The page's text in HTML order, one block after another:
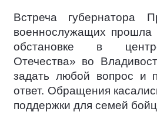
Встреча губернатора
военнослужащих
обстановке в
Отечества» во
задать любой вопрос и
ответ. Обращения
поддержки для семей